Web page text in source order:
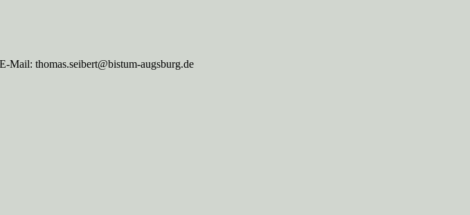
Mail: thomas.seibert@bistum-augsburg.de